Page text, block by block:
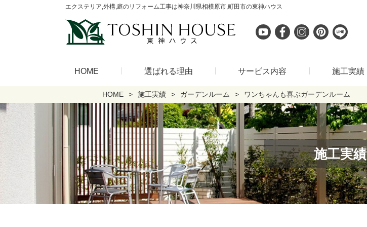
エクステリア,外構,庭のリフォーム工事は神奈川県相模原市,町田市の東神ハウス
HOME 選ばれる理由 サービス内容 施工実績
HOME 施工実績 ガーデンルーム ワンちゃんも喜ぶガーデンルーム
施工実績